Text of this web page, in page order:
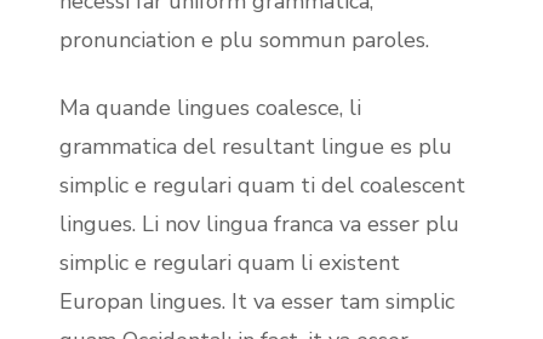
pronunciation e plu sommun paroles.
Ma quande lingues coalesce, li
grammatica del resultant lingue es plu
simplic e regulari quam ti del coalescent
lingues. Li nov lingua franca va esser plu
simplic e regulari quam li existent
Europan lingues. It va esser tam simplic